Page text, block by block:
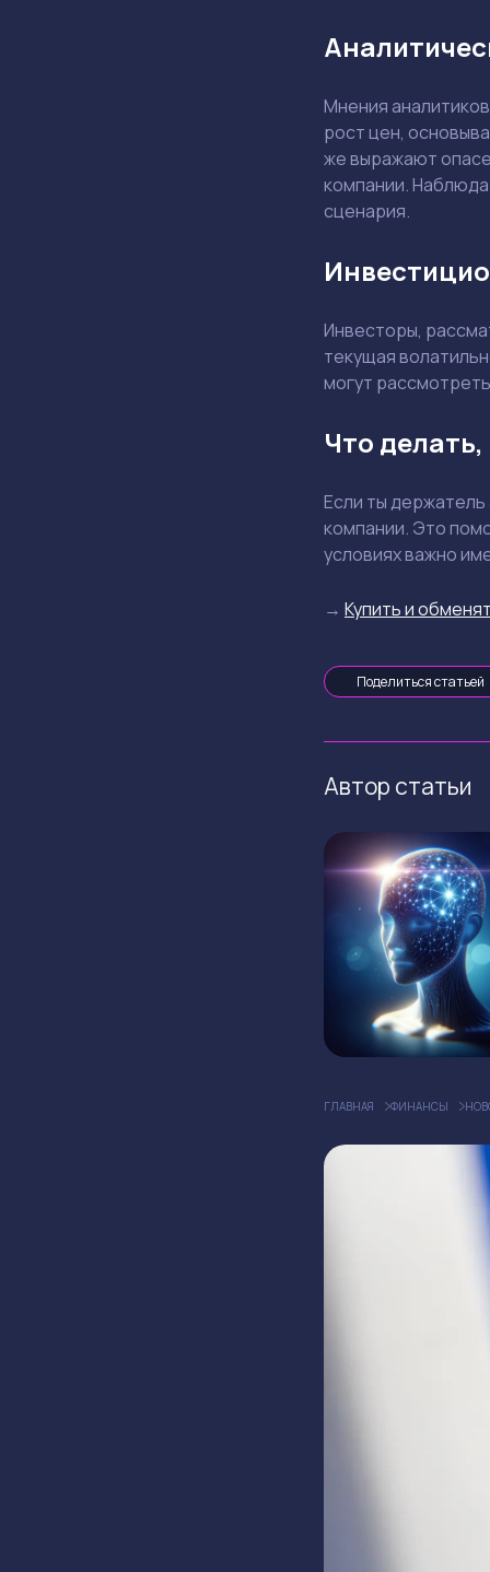
Мнения
рост цен,
же выражают
компании.
сценария.
Инвесторы,
текущая
могут
Что
Если ты
компании. Это
условиях важно
→ Купить и
Поделиться статьей
Автор статьи
ГЛАВНАЯ ФИНАНСЫ